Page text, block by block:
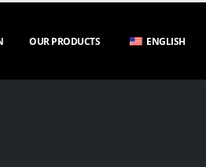
OUR PRODUCTS ENGLISH